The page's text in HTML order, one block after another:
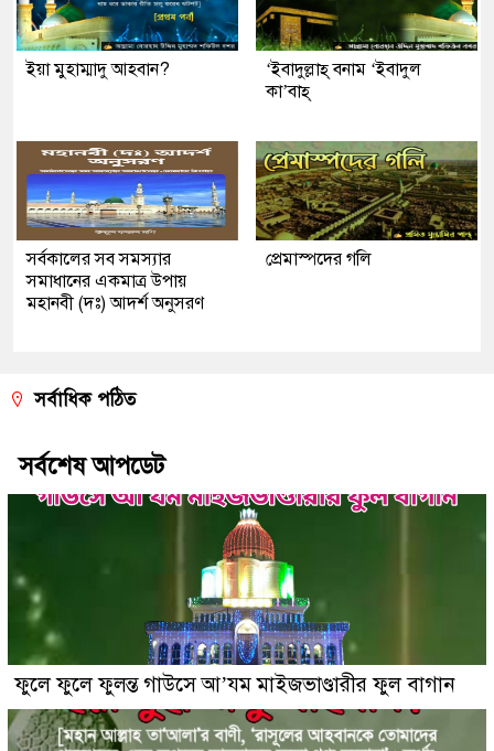
ইয়া মুহাম্মাদু আহবান?
‘ইবাদুল্লাহ্ বনাম ‘ইবাদুল
কা’বাহ্
সর্বকালের সব সমস্যার
সমাধানের একমাত্র উপায়
মহানবী (দঃ) আদর্শ অনুসরণ
প্রেমাস্পদের গলি
সর্বাধিক পঠিত
সর্বশেষ আপডেট
ফুলে ফুলে ফুলন্ত গাউসে আ’যম মাইজভাণ্ডারীর ফুল বাগান